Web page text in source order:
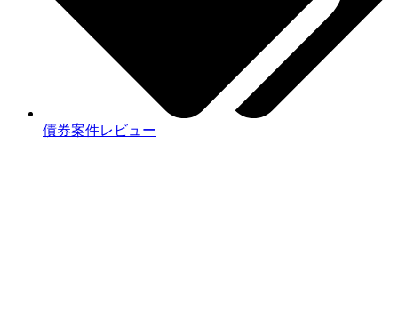
債券案件レビュー